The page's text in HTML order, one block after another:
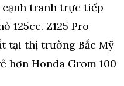
cạnh tranh trực tiếp
125cc. Z125 Pro
tại thị trường Bắc Mỹ
hơn Honda Grom 100